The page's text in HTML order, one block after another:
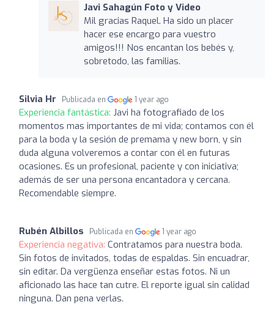
Javi Sahagún Foto y Video
Mil gracias Raquel. Ha sido un placer
hacer ese encargo para vuestro
amigos!!! Nos encantan los bebés y,
sobretodo, las familias.
Silvia Hr Publicada en 1 year ago
Experiencia fantástica: Javi ha fotografiado de los
momentos mas importantes de mi vida; contamos con él
para la boda y la sesión de premama y new born, y sin
duda alguna volveremos a contar con él en futuras
ocasiones. Es un profesional, paciente y con iniciativa;
además de ser una persona encantadora y cercana.
Recomendable siempre.
Rubén Albillos Publicada en 1 year ago
Experiencia negativa: Contratamos para nuestra boda.
Sin fotos de invitados, todas de espaldas. Sin encuadrar,
sin editar. Da vergüenza enseñar estas fotos. Ni un
aficionado las hace tan cutre. El reporte igual sin calidad
ninguna. Dan pena verlas.